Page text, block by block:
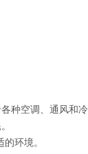
种空调、通风和冷
环境。